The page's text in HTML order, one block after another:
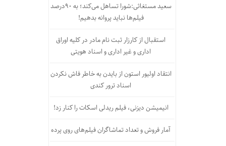
سعید مستغاثی:شورا تساهل می‌کند؛ به ۹۰درصد
فیلم‌ها نباید پروانه بدهیم!
استقبال از کارزار ثبت نام مادر در کلیه اوراق
اداری و غیر اداری و اسناد هویتی
انتقاد اولیور استون از بایدن به خاطر فاش نکردن
اسناد ترور کندی
انیمیشن دیزنی، فیلم ریدلی اسکات را کنار زد!
آمار فروش و تعداد تماشاگران فیلم‌های روی پرده